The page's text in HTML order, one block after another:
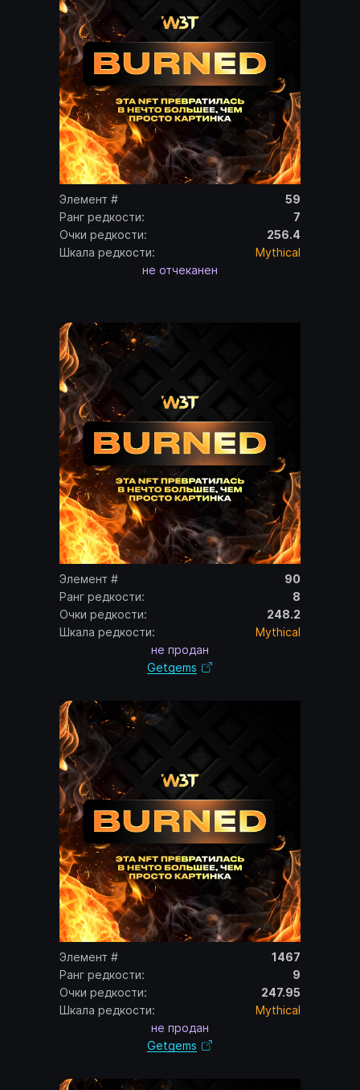
Элемент #
59
Ранг редкости:
7
Очки редкости:
256.4
Шкала редкости:
Mythical
не отчеканен
Элемент #
90
Ранг редкости:
8
Очки редкости:
248.2
Шкала редкости:
Mythical
не продан
Getgems
Элемент #
1467
Ранг редкости:
9
Очки редкости:
247.95
Шкала редкости:
Mythical
не продан
Getgems